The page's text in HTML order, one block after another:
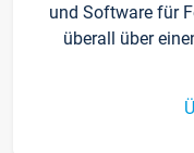
und Software für
überall über